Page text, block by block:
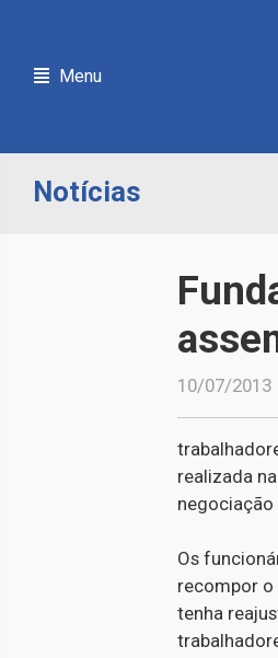
Menu
Notícias
10/07/2013
realizada
negociação
Os
recompor o
tenha